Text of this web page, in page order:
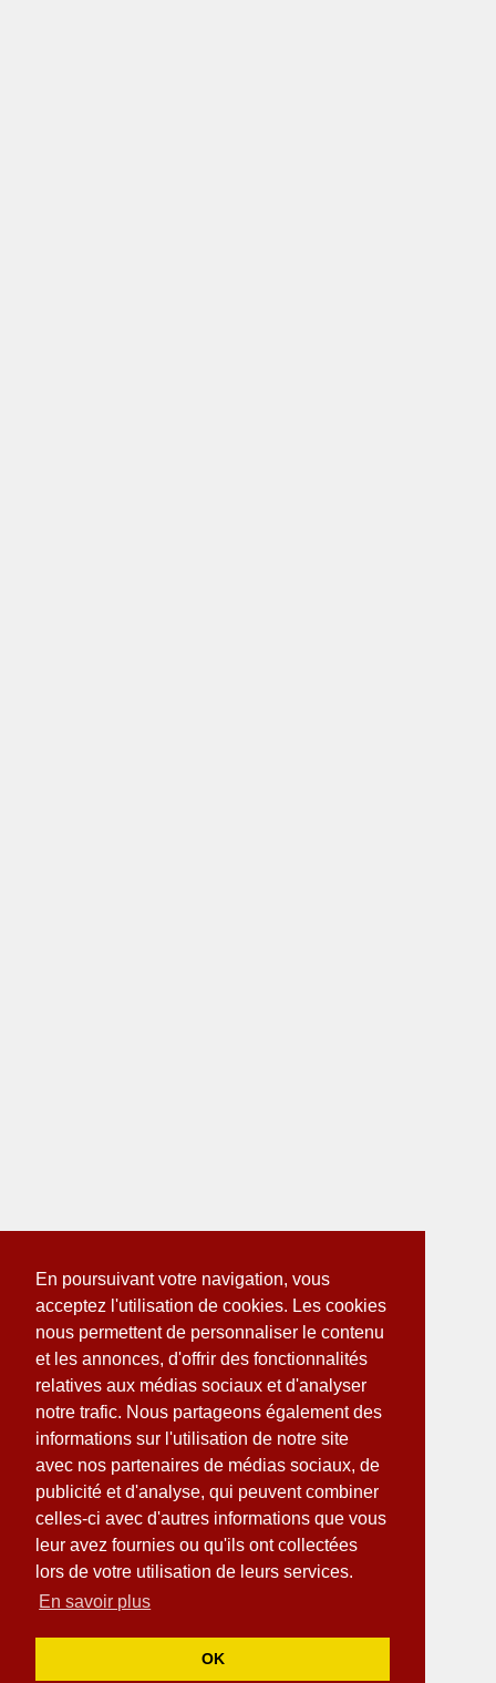
En poursuivant votre navigation, vous
acceptez l'utilisation de cookies. Les cookies
nous permettent de personnaliser le contenu
et les annonces, d'offrir des fonctionnalités
relatives aux médias sociaux et d'analyser
notre trafic. Nous partageons également des
informations sur l'utilisation de notre site
avec nos partenaires de médias sociaux, de
publicité et d'analyse, qui peuvent combiner
celles-ci avec d'autres informations que vous
leur avez fournies ou qu'ils ont collectées
lors de votre utilisation de leurs services.
En savoir plus
OK